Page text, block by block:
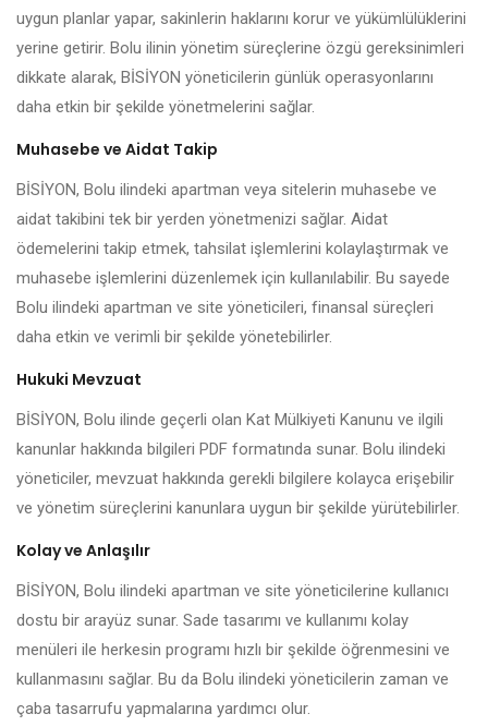
uygun planlar yapar, sakinlerin haklarını korur ve yükümlülüklerini
yerine getirir. Bolu ilinin yönetim süreçlerine özgü gereksinimleri
dikkate alarak, BİSİYON yöneticilerin günlük operasyonlarını
daha etkin bir şekilde yönetmelerini sağlar.
Muhasebe ve Aidat Takip
BİSİYON, Bolu ilindeki apartman veya sitelerin muhasebe ve
aidat takibini tek bir yerden yönetmenizi sağlar. Aidat
ödemelerini takip etmek, tahsilat işlemlerini kolaylaştırmak ve
muhasebe işlemlerini düzenlemek için kullanılabilir. Bu sayede
Bolu ilindeki apartman ve site yöneticileri, finansal süreçleri
daha etkin ve verimli bir şekilde yönetebilirler.
Hukuki Mevzuat
BİSİYON, Bolu ilinde geçerli olan Kat Mülkiyeti Kanunu ve ilgili
kanunlar hakkında bilgileri PDF formatında sunar. Bolu ilindeki
yöneticiler, mevzuat hakkında gerekli bilgilere kolayca erişebilir
ve yönetim süreçlerini kanunlara uygun bir şekilde yürütebilirler.
Kolay ve Anlaşılır
BİSİYON, Bolu ilindeki apartman ve site yöneticilerine kullanıcı
dostu bir arayüz sunar. Sade tasarımı ve kullanımı kolay
menüleri ile herkesin programı hızlı bir şekilde öğrenmesini ve
kullanmasını sağlar. Bu da Bolu ilindeki yöneticilerin zaman ve
çaba tasarrufu yapmalarına yardımcı olur.